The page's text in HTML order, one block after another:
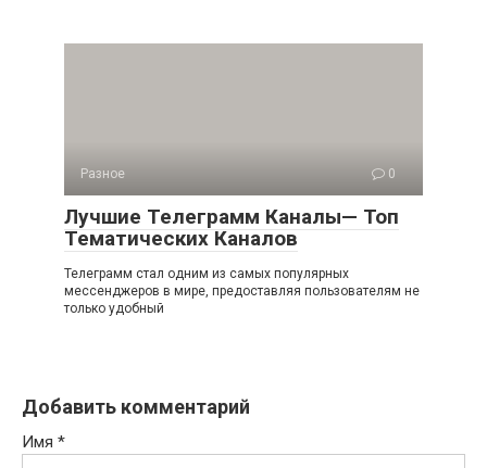
Разное 0
Лучшие Телеграмм Каналы— Топ
Тематических Каналов
Телеграмм стал одним из самых популярных
мессенджеров в мире, предоставляя пользователям не
только удобный
Добавить комментарий
Имя *